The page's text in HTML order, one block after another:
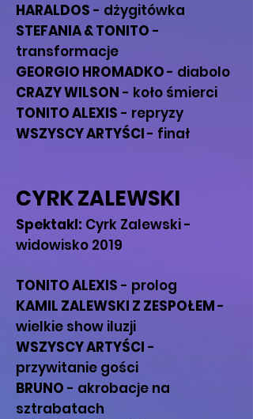
HARALDOS - dżygitówka
STEFANIA & TONITO -
transformacje
GEORGIO HROMADKO- diabolo
CRAZY WILSON - koło śmierci
TONITO ALEXIS - repryzy
WSZYSCY ARTYŚCI- finał
CYRK ZALEWSKI
Spektakl: Cyrk Zalewski -
widowisko 2019
TONITO ALEXIS - prolog
KAMIL ZALEWSKI Z ZESPOŁEM-
wielkie show iluzji
WSZYSCY ARTYŚCI -
przywitanie gości
BRUNO - akrobacje na
sztrabatach